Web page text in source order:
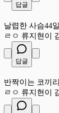
답글
날렵한 사슴44
ㄹㅇ 류지현이
답글
반짝이는 코끼리
ㄹㅇ 류지현이